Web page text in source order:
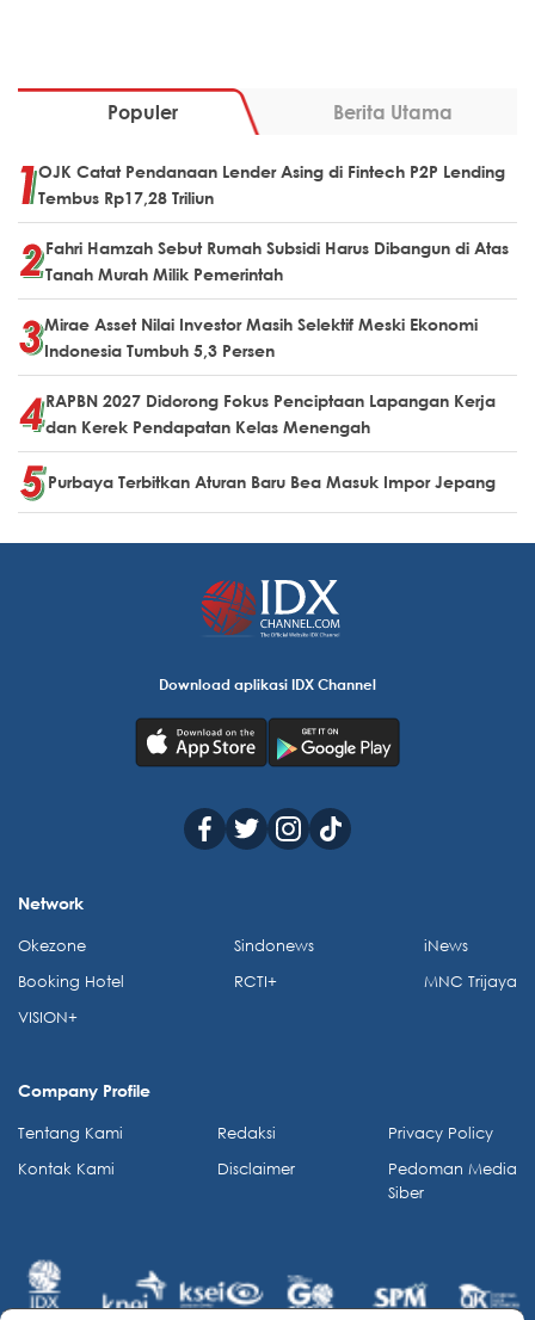
Populer Berita Utama
OJK Catat Pendanaan Lender Asing di Fintech P2P Lending
Tembus Rp17,28 Triliun
Fahri Hamzah Sebut Rumah Subsidi Harus Dibangun di Atas
Tanah Murah Milik Pemerintah
Mirae Asset Nilai Investor Masih Selektif Meski Ekonomi
Indonesia Tumbuh 5,3 Persen
RAPBN 2027 Didorong Fokus Penciptaan Lapangan Kerja
dan Kerek Pendapatan Kelas Menengah
Purbaya Terbitkan Aturan Baru Bea Masuk Impor Jepang
Download aplikasi IDX Channel
Network
Okezone
Booking Hotel
VISION+
Sindonews
RCTI+
iNews
MNC Trijaya
Company Profile
Tentang Kami
Kontak Kami
Redaksi
Disclaimer
Privacy Policy
Pedoman Media
Siber